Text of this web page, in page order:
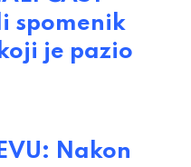
spomenik
je pazio
Nakon